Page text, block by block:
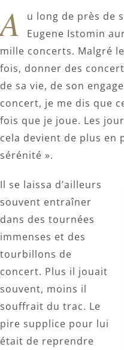
A
u long de près de
Eugene Istomin
mille concerts. Malgré
fois, donner des
de sa vie, de son
concert, je me dis que
fois que je joue. Les
cela devient de plus en
sérénité ».
Il se laissa d’ailleurs
souvent entraîner
dans des tournées
immenses et des
tourbillons de
concert. Plus il jouait
souvent, moins il
souffrait du trac. Le
pire supplice pour lui
était de reprendre